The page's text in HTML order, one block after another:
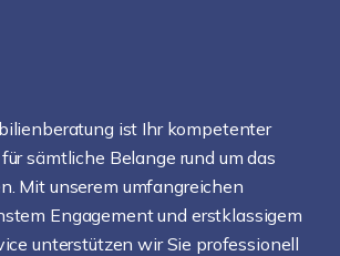
ist Ihr kompetenter
sämtliche Belange rund um das
Mit unserem umfangreichen
Engagement und erstklassigem
unterstützen wir Sie professionell